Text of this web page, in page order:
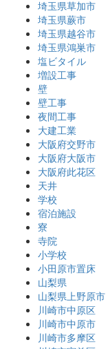
埼玉県草加市
埼玉県蕨市
埼玉県越谷市
埼玉県鴻巣市
塩ビタイル
増設工事
壁
壁工事
夜間工事
大建工業
大阪府交野市
大阪府大阪市
大阪府此花区
天井
学校
宿泊施設
寮
寺院
小学校
小田原市置床
山梨県
山梨県上野原市
川崎市中原区
川崎市中原市
川崎市多摩区